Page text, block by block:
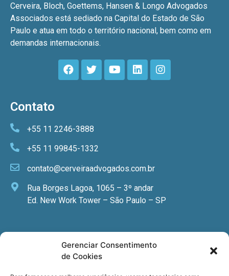
Gerenciar Consentimento
de Cookies
Cerveira, Bloch, Goettems, Hansen & Longo Advogados
Associados está sediado na Capital do Estado de São
Paulo e atua em todo o território nacional, bem como em
demandas internacionais.
Contato
+55 11 2246-3888
+55 11 99845-1332
contato@cerveiraadvogados.com.br
Rua Borges Lagoa, 1065 – 3º andar
Ed. New Work Tower – São Paulo – SP
Newsletter